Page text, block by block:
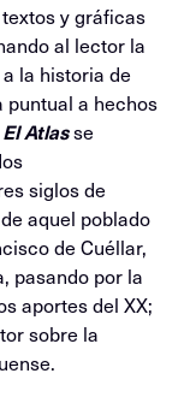
y gráficas
al lector la
la historia de
a hechos
El Atlasse
siglos de
aquel poblado
de Cuéllar,
pasando por la
aportes del XX;
sobre la